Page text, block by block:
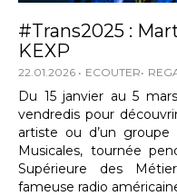
#Trans2025 :
KEXP
22.01.2026 ECOUTER
Du 15 janvier au 5
vendredis pour
artiste ou d’un groupe
Musicales, tournée
Supérieure des
fameuse radio